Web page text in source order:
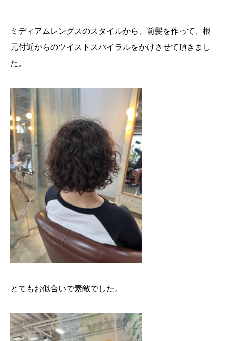
ミディアムレングスのスタイルから、前髪を作って、根
元付近からのツイストスパイラルをかけさせて頂きまし
た。
とてもお似合いで素敵でした。